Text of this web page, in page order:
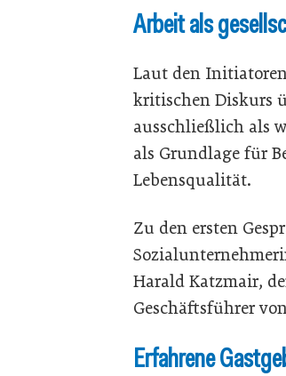
Arbeit als
Laut den
kritischen Diskurs
ausschließlich als
als Grundlage für
Lebensqualität.
Zu den ersten
Harald Katzmair,
Geschäftsführer
Erfahrene